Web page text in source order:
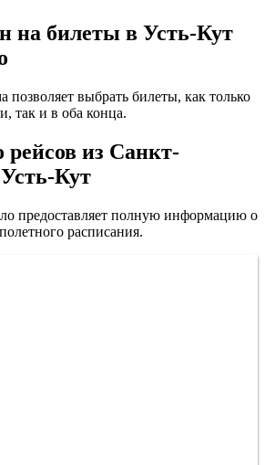
на билеты в Усть-Кут
позволяет выбрать билеты, как только
так и в оба конца.
рейсов из Санкт-
Кут
предоставляет полную информацию о
расписания.